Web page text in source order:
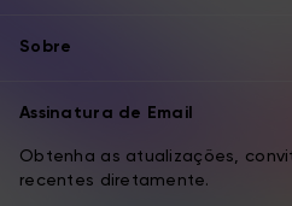
Sobre
Assinatura de Email
Obtenha as atualizações,
recentes diretamente.